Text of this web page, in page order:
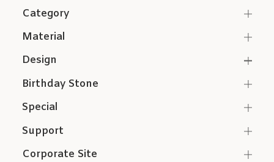
Category
Support
Corporate Site
Material
Design
Birthday Stone
Special